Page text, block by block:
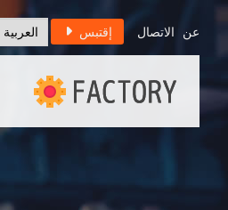
عن الاتصال إقتبس